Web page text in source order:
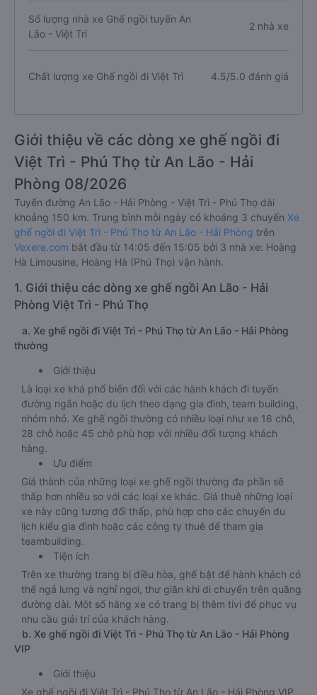
Số lượng nhà xe Ghế ngồi tuyến An
Lão - Việt Trì
2 nhà xe
Chất lượng xe Ghế ngồi đi Việt Trì 4.5/5.0 đánh giá
Giới thiệu về các dòng xe ghế ngồi đi
Việt Trì - Phú Thọ từ An Lão - Hải
Phòng 08/2026
Tuyến đường An Lão - Hải Phòng - Việt Trì - Phú Thọ dài
khoảng 150 km. Trung bình mỗi ngày có khoảng 3 chuyến Xe
ghế ngồi đi Việt Trì - Phú Thọ từ An Lão - Hải Phòng trên
Vexere.com bắt đầu từ 14:05 đến 15:05 bởi 3 nhà xe: Hoàng
Hà Limousine, Hoàng Hà (Phú Thọ) vận hành.
1. Giới thiệu các dòng xe ghế ngồi An Lão - Hải
Phòng Việt Trì - Phú Thọ
a. Xe ghế ngồi đi Việt Trì - Phú Thọ từ An Lão - Hải Phòng
thường
Giới thiệu
Là loại xe khá phổ biến đối với các hành khách đi tuyến
đường ngắn hoặc du lịch theo dạng gia đình, team building,
nhóm nhỏ. Xe ghế ngồi thường có nhiều loại như xe 16 chỗ,
28 chỗ hoặc 45 chỗ phù hợp với nhiều đối tượng khách
hàng.
Ưu điểm
Giá thành của những loại xe ghế ngồi thường đa phần sẽ
thấp hơn nhiều so với các loại xe khác. Giá thuê những loại
xe này cũng tương đối thấp, phù hợp cho các chuyến du
lịch kiểu gia đình hoặc các công ty thuê để tham gia
teambuilding.
Tiện ích
Trên xe thường trang bị điều hòa, ghế bật để hành khách có
thể ngả lưng và nghỉ ngơi, thư giãn khi di chuyển trên quãng
đường dài. Một số hãng xe có trang bị thêm tivi để phục vụ
nhu cầu giải trí của khách hàng.
b. Xe ghế ngồi đi Việt Trì - Phú Thọ từ An Lão - Hải Phòng
VIP
Giới thiệu
Xe ghế ngồi đi Việt Trì - Phú Thọ từ An Lão - Hải Phòng VIP